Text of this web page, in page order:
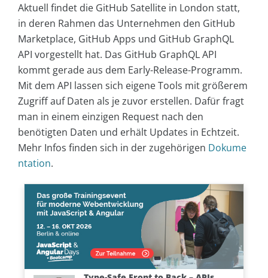
Aktuell findet die GitHub Satellite in London statt,
in deren Rahmen das Unternehmen den GitHub
Marketplace, GitHub Apps und GitHub GraphQL
API vorgestellt hat. Das GitHub GraphQL API
kommt gerade aus dem Early-Release-Programm.
Mit dem API lassen sich eigene Tools mit größerem
Zugriff auf Daten als je zuvor erstellen. Dafür fragt
man in einem einzigen Request nach den
benötigten Daten und erhält Updates in Echtzeit.
Mehr Infos finden sich in der zugehörigen Dokume
ntation.